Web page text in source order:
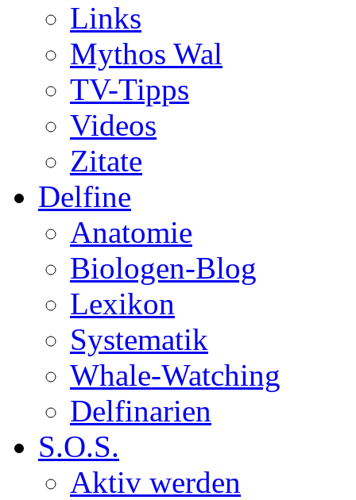
Links
Mythos Wal
TV-Tipps
Videos
Zitate
Delfine
Anatomie
Biologen-Blog
Lexikon
Systematik
Whale-Watching
Delfinarien
S.O.S.
Aktiv werden